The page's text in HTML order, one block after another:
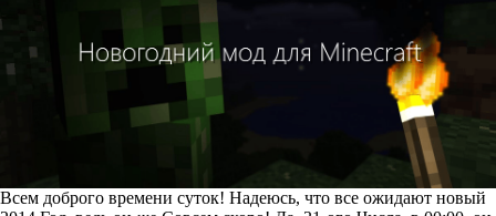
Всем доброго времени суток! Надеюсь, что все ожидают новый